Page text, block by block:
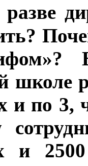
разве
школе
и по 3,
и